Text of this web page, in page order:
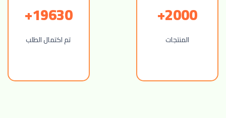
2000+
المنتجات
19630+
تم اكتمال الطلب